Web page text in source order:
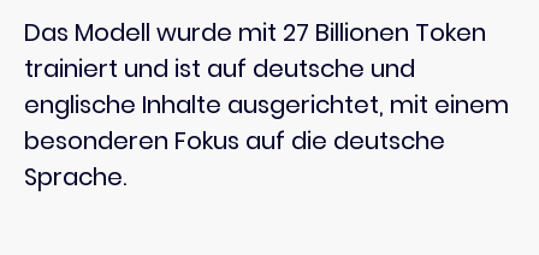
Das Modell wurde mit 27 Billionen Token
trainiert und ist auf deutsche und
englische Inhalte ausgerichtet, mit einem
besonderen Fokus auf die deutsche
Sprache.